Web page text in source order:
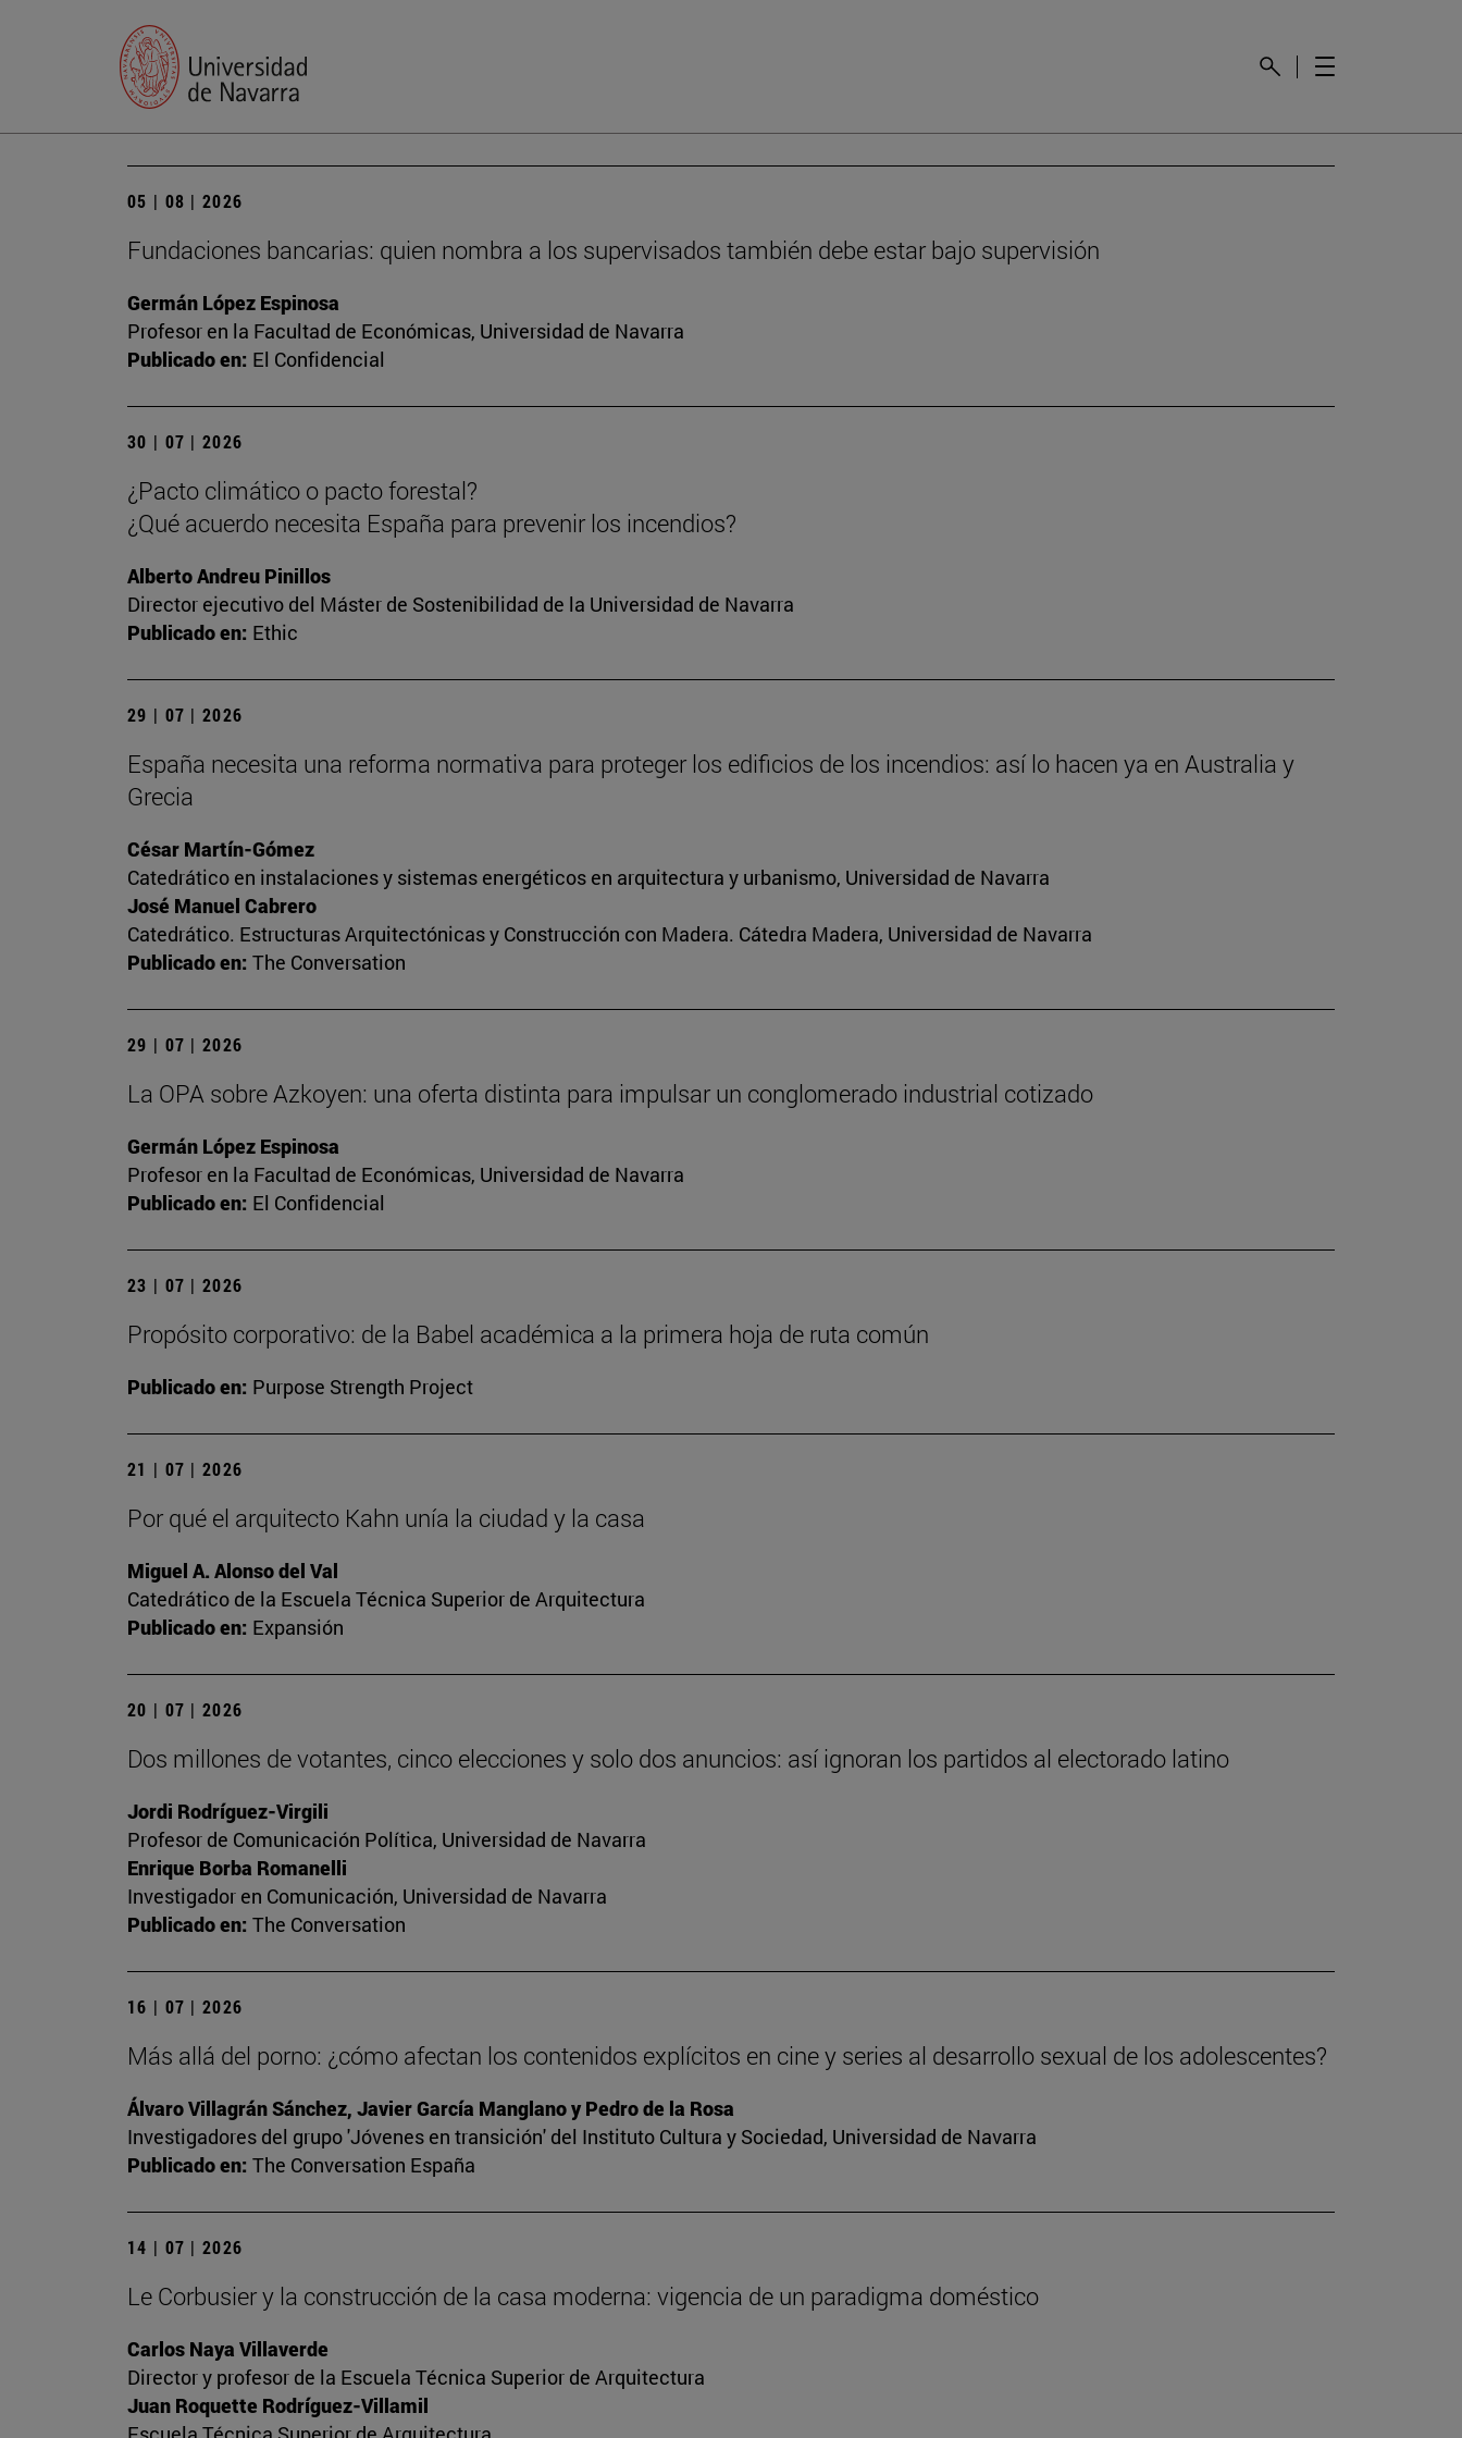
05 | 08 | 2026
Fundaciones bancarias: quien nombra a los supervisados también debe estar bajo supervisión
Germán López Espinosa
Profesor en la Facultad de Económicas, Universidad de Navarra
Publicado en: El Confidencial
30 | 07 | 2026
¿Pacto climático o pacto forestal?
¿Qué acuerdo necesita España para prevenir los incendios?
Alberto Andreu Pinillos
Director ejecutivo del Máster de Sostenibilidad de la Universidad de Navarra
Publicado en: Ethic
29 | 07 | 2026
España necesita una reforma normativa para proteger los edificios de los incendios: así lo hacen ya en Australia y
Grecia
César Martín-Gómez
Catedrático en instalaciones y sistemas energéticos en arquitectura y urbanismo, Universidad de Navarra
José Manuel Cabrero
Catedrático. Estructuras Arquitectónicas y Construcción con Madera. Cátedra Madera, Universidad de Navarra
Publicado en: The Conversation
29 | 07 | 2026
La OPA sobre Azkoyen: una oferta distinta para impulsar un conglomerado industrial cotizado
Germán López Espinosa
Profesor en la Facultad de Económicas, Universidad de Navarra
Publicado en: El Confidencial
23 | 07 | 2026
Propósito corporativo: de la Babel académica a la primera hoja de ruta común
Publicado en: Purpose Strength Project
21 | 07 | 2026
Por qué el arquitecto Kahn unía la ciudad y la casa
Miguel A. Alonso del Val
Catedrático de la Escuela Técnica Superior de Arquitectura
Publicado en: Expansión
20 | 07 | 2026
Dos millones de votantes, cinco elecciones y solo dos anuncios: así ignoran los partidos al electorado latino
Jordi Rodríguez-Virgili
Profesor de Comunicación Política, Universidad de Navarra
Enrique Borba Romanelli
Investigador en Comunicación, Universidad de Navarra
Publicado en: The Conversation
16 | 07 | 2026
Más allá del porno: ¿cómo afectan los contenidos explícitos en cine y series al desarrollo sexual de los adolescentes?
Álvaro Villagrán Sánchez, Javier García Manglano y Pedro de la Rosa
Investigadores del grupo 'Jóvenes en transición' del Instituto Cultura y Sociedad, Universidad de Navarra
Publicado en: The Conversation España
14 | 07 | 2026
Le Corbusier y la construcción de la casa moderna: vigencia de un paradigma doméstico
Carlos Naya Villaverde
Director y profesor de la Escuela Técnica Superior de Arquitectura
Juan Roquette Rodríguez-Villamil